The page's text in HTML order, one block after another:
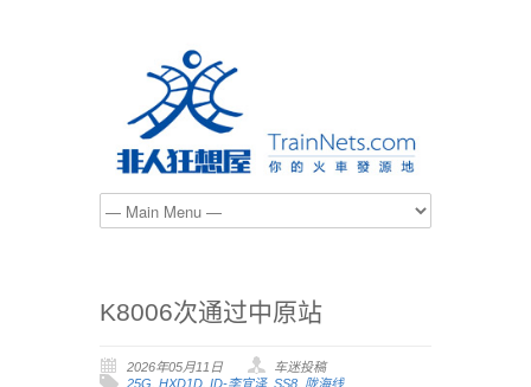
K8006次通过中原站
2026年05月11日
车迷投稿
25G, HXD1D, ID-李宜泽, SS8, 陇海线